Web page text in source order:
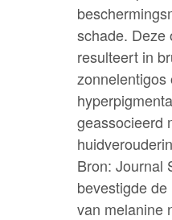
schade. Deze
resulteert in
zonnelentigos
geassocieerd
Bron: Journal
bevestigde
van melanine